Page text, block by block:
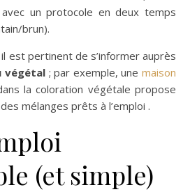
avec un protocole en deux temps
brun).
est pertinent de s’informer auprès
végétal; par exemple, une maison
la coloration végétale propose
mélanges prêts à l’emploi .
(et simple)